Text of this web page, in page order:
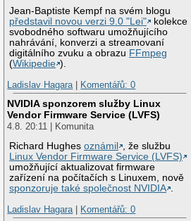
Jean-Baptiste Kempf na svém blogu
představil novou verzi 9.0 "Lei"
kolekce
svobodného softwaru umožňujícího
nahrávání, konverzi a streamovaní
digitálního zvuku a obrazu FFmpeg
(Wikipedie ).
Ladislav Hagara| Komentářů: 0
NVIDIA sponzorem služby Linux
Vendor Firmware Service (LVFS)
4.8. 20:11 | Komunita
Richard Hughesoznámil
, že službu
Linux Vendor Firmware Service (LVFS)
umožňující aktualizovat firmware
zařízení na počítačích s Linuxem, nově
sponzoruje také společnost NVIDIA .
Ladislav Hagara| Komentářů: 0